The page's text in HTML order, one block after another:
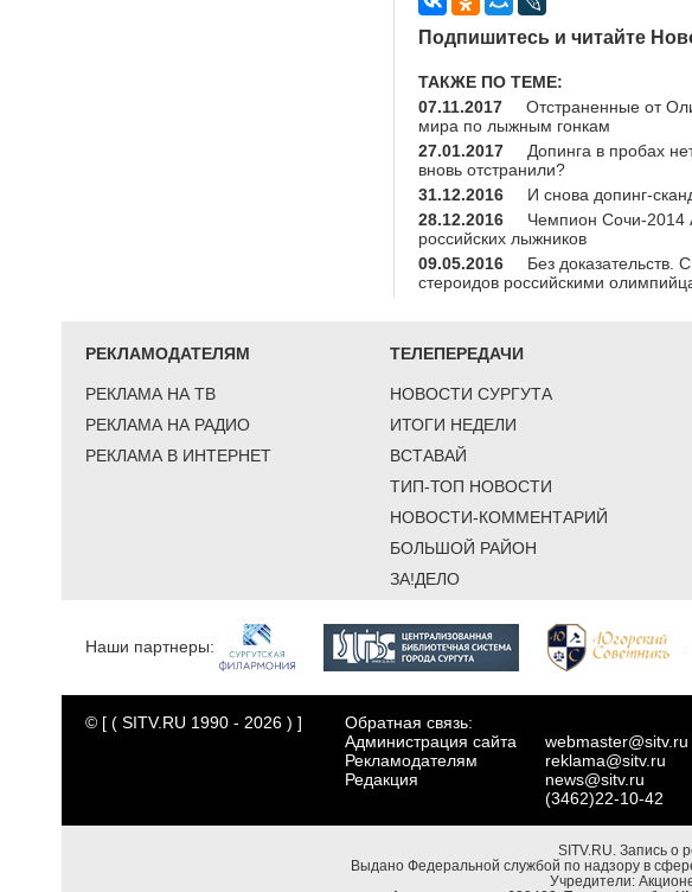
Подпишитесь и читайте
ТАКЖЕ ПО ТЕМЕ:
07.11.2017
Отстраненные от
мира по лыжным гонкам
27.01.2017
Допинга в пробах
вновь отстранили?
31.12.2016
И снова допинг-
28.12.2016
Чемпион Сочи-2014
российских лыжников
09.05.2016
Без доказательств.
стероидов российскими
РЕКЛАМОДАТЕЛЯМ
РЕКЛАМА НА ТВ
РЕКЛАМА НА РАДИО
РЕКЛАМА В ИНТЕРНЕТ
ТЕЛЕПЕРЕДАЧИ
НОВОСТИ СУРГУТА
ИТОГИ НЕДЕЛИ
ВСТАВАЙ
ТИП-ТОП НОВОСТИ
НОВОСТИ-КОММЕНТАРИЙ
БОЛЬШОЙ РАЙОН
ЗА!ДЕЛО
Наши партнеры:
© [ ( SITV.RU 1990 - 2026 ) ]
Обратная связь:
Администрация сайта
Рекламодателям
Редакция
webmaster@sitv.ru
reklama@sitv.ru
news@sitv.ru
(3462)22-10-42
SITV.RU. Запись о
Выдано Федеральной службой по надзору в
Учредители: